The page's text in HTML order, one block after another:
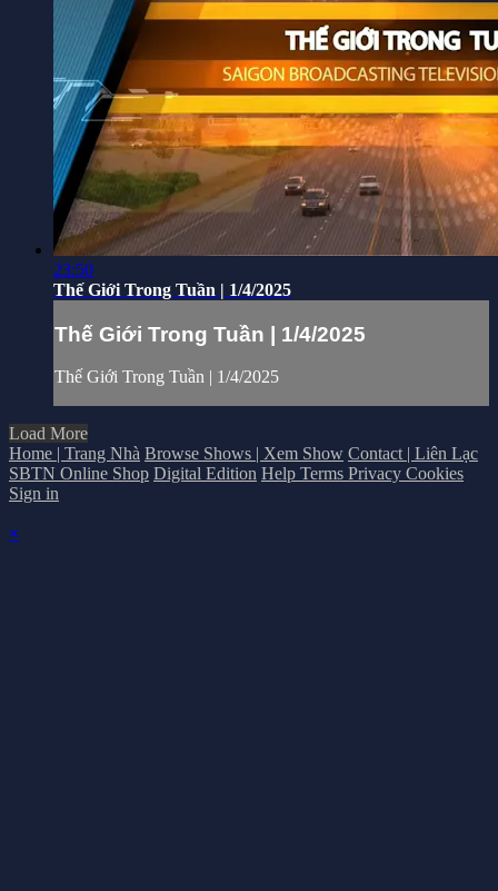
23:50
Thế Giới Trong Tuần | 1/4/2025
Thế Giới Trong Tuần | 1/4/2025
Thế Giới Trong Tuần | 1/4/2025
Load More
Home | Trang Nhà Browse Shows | Xem Show Contact | Liên Lạc
SBTN Online Shop Digital Edition Help Terms Privacy Cookies
Sign in
×